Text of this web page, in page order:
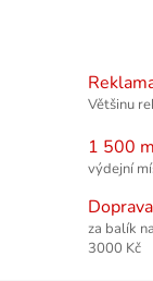
Většinu
1 500
výdejní
za balík
3000 Kč